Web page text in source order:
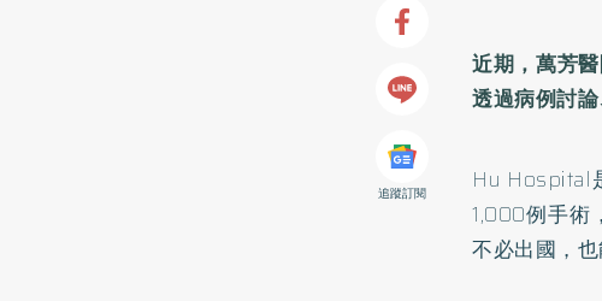
追蹤訂閱
近期，萬芳
透過病例討
Hu Hospital
1,000例手術
不必出國，